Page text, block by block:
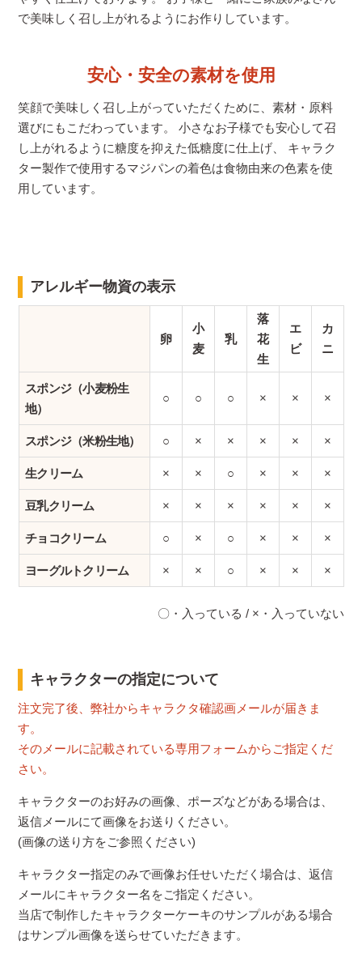
で美味しく召し上がれるようにお作りしています。
安心・安全の素材を使用
笑顔で美味しく召し上がっていただくために、素材・原料
選びにもこだわっています。 小さなお子様でも安心して召
し上がれるように糖度を抑えた低糖度に仕上げ、 キャラク
ター製作で使用するマジパンの着色は食物由来の色素を使
用しています。
アレルギー物資の表示
卵
小
麦
乳
落
花
生
エ
ビ
カ
ニ
スポンジ（小麦粉生
地）
○ ○ ○ × × ×
スポンジ（米粉生地） ○ × × × × ×
生クリーム × × ○ × × ×
豆乳クリーム × × × × × ×
チョコクリーム ○ × ○ × × ×
ヨーグルトクリーム × × ○ × × ×
〇・入っている / ×・入っていない
キャラクターの指定について
注文完了後、弊社からキャラクタ確認画メールが届きま
す。
そのメールに記載されている専用フォームからご指定くだ
さい。
キャラクターのお好みの画像、ポーズなどがある場合は、
返信メールにて画像をお送りください。
(画像の送り方をご参照ください)
キャラクター指定のみで画像お任せいただく場合は、返信
メールにキャラクター名をご指定ください。
当店で制作したキャラクターケーキのサンプルがある場合
はサンプル画像を送らせていただきます。